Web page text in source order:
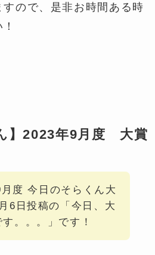
すので、是非お時間ある時
】2023年9月度 大賞
度 今日のそらくん大
6日投稿の「今日、大
す。。。」です！